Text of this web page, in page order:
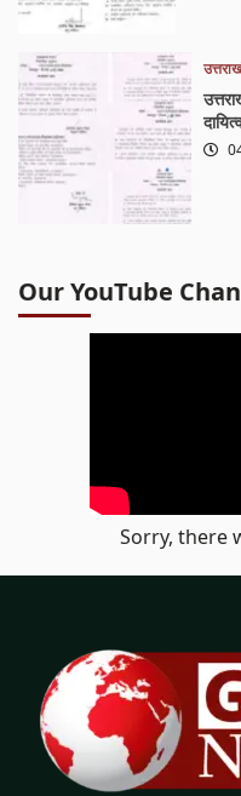
Our YouTube
Sorry, there